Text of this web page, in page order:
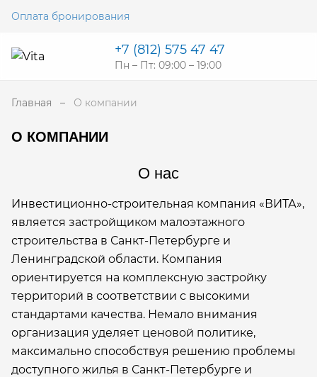
Оплата бронирования
+7 (812) 575 47 47
Пн – Пт: 09:00 – 19:00
Главная О компании
О КОМПАНИИ
О нас
Инвестиционно-строительная компания «ВИТА»,
является застройщиком малоэтажного
строительства в Санкт-Петербурге и
Ленинградской области. Компания
ориентируется на комплексную застройку
территорий в соответствии с высокими
стандартами качества. Немало внимания
организация уделяет ценовой политике,
максимально способствуя решению проблемы
доступного жилья в Санкт-Петербурге и